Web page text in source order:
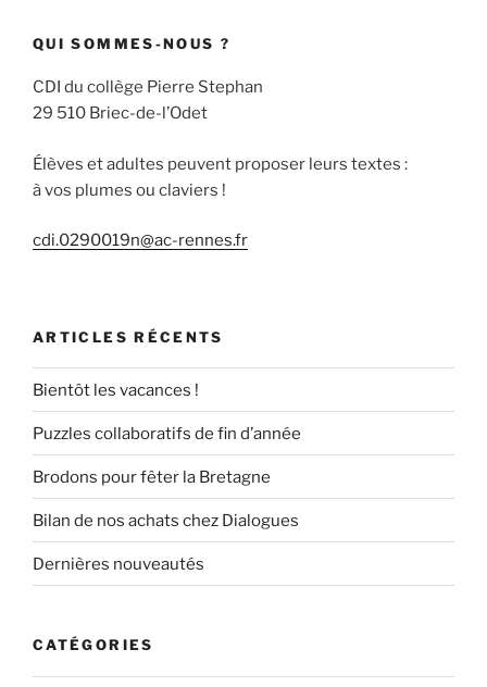
QUI SOMMES-NOUS ?
CDI du collège Pierre Stephan
29 510 Briec-de-l’Odet
Élèves et adultes peuvent proposer leurs textes :
à vos plumes ou claviers !
cdi.0290019n@ac-rennes.fr
ARTICLES RÉCENTS
Bientôt les vacances !
Puzzles collaboratifs de fin d’année
Brodons pour fêter la Bretagne
Bilan de nos achats chez Dialogues
Dernières nouveautés
CATÉGORIES